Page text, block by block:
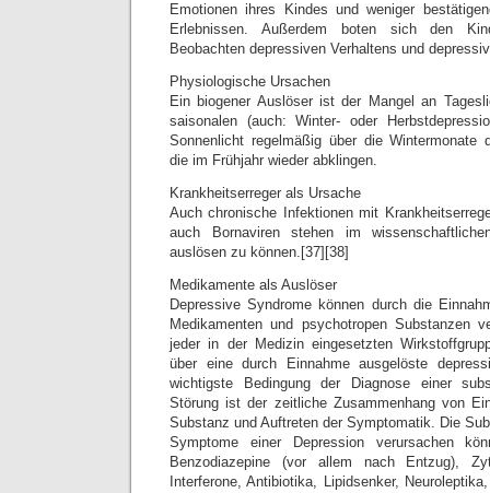
Emotionen ihres Kindes und weniger
Erlebnissen. Außerdem boten sich den
Beobachten depressiven Verhaltens und
Physiologische Ursachen
Ein biogener Auslöser ist der Mangel an
saisonalen (auch: Winter- oder
Sonnenlicht regelmäßig über die Wintermonate
die im Frühjahr wieder abklingen.
Krankheitserreger als Ursache
Auch chronische Infektionen mit
auch Bornaviren stehen im
auslösen zu können.[37][38]
Medikamente als Auslöser
Depressive Syndrome können durch die
Medikamenten und psychotropen Substanzen
jeder in der Medizin eingesetzten
über eine durch Einnahme ausgelöste
wichtigste Bedingung der Diagnose einer
Störung ist der zeitliche Zusammenhang von
Substanz und Auftreten der Symptomatik. Die
Symptome einer Depression verursachen
Benzodiazepine (vor allem nach Entzug),
Interferone, Antibiotika, Lipidsenker,